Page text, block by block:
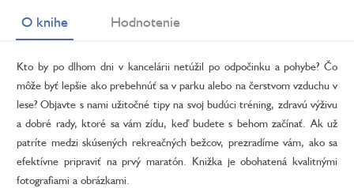
O knihe Hodnotenie
Kto by po dlhom dni v kancelárii netúžil po odpočinku a pohybe? Čo
môže byť lepšie ako prebehnúť sa v parku alebo na čerstvom vzduchu v
lese? Objavte s nami užitočné tipy na svoj budúci tréning, zdravú výživu
a dobré rady, ktoré sa vám zídu, keď budete s behom začínať. Ak už
patríte medzi skúsených rekreačných bežcov, prezradíme vám, ako sa
efektívne pripraviť na prvý maratón. Knižka je obohatená kvalitnými
fotografiami a obrázkami.